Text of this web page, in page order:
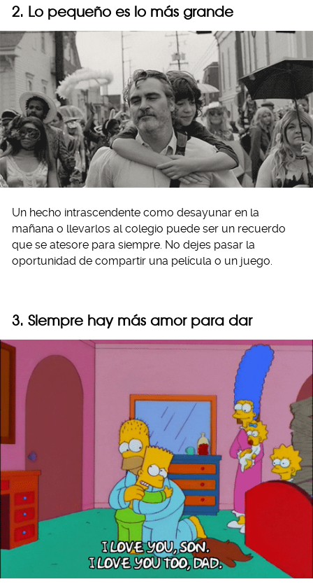
2. Lo pequeño es lo más grande
Un hecho intrascendente como desayunar en la
mañana o llevarlos al colegio puede ser un recuerdo
que se atesore para siempre. No dejes pasar la
oportunidad de compartir una película o un juego.
3. Siempre hay más amor para dar